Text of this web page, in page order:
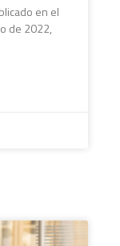
en el
de 2022,